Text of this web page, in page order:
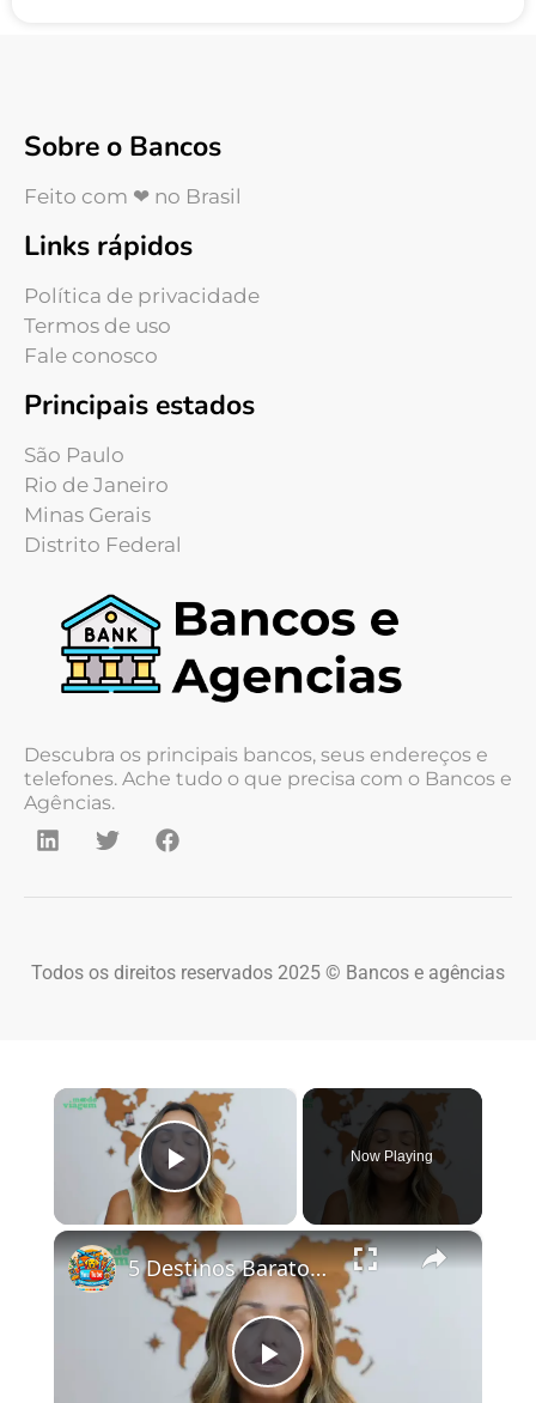
Sobre o Bancos
Feito com ❤ no Brasil
Links rápidos
Política de privacidade
Termos de uso
Fale conosco
Principais estados
São Paulo
Rio de Janeiro
Minas Gerais
Distrito Federal
Descubra os principais bancos, seus endereços e
telefones. Ache tudo o que precisa com o Bancos e
Agências.
Todos os direitos reservados 2025 © Bancos e agências
×
Play Video
Now Playing
×
Play Video
5 Destinos Baratos no Brasil Para Conhecer e Amar! 🇧🇷✨